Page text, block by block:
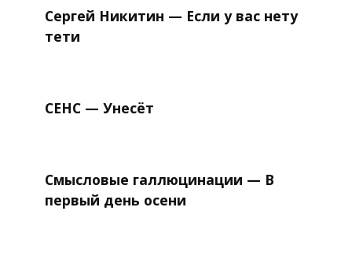
Сергей Никитин — Если у вас нету
тети
СЕНС — Унесёт
Смысловые галлюцинации — В
первый день осени